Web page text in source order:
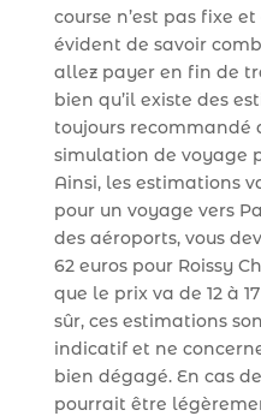
course n’est pas fixe
évident de savoir
allez payer en fin de
bien qu’il existe des
toujours recommandé
simulation de voyage
Ainsi, les estimations
pour un voyage vers
des aéroports, vous
62 euros pour Roissy
que le prix va de 12 à
sûr, ces estimations
indicatif et ne
bien dégagé. En cas
pourrait être